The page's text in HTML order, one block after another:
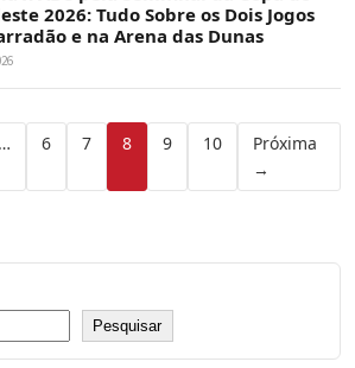
2026: Tudo Sobre os Dois Jogos
e na Arena das Dunas
… 6 7 8 9 10
Próxima
→
Pesquisar